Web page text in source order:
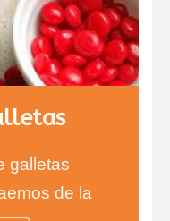
galletas
de la